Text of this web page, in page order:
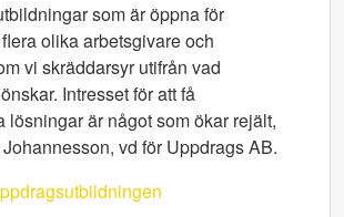
som är öppna för
olika arbetsgivare och
vi skräddarsyr utifrån vad
Intresset för att få
lösningar är något som ökar rejält,
vd för Uppdrags AB.